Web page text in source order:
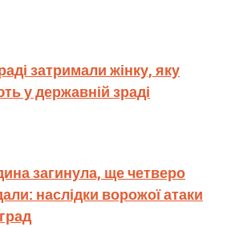
затримали жінку, яку
у державній зраді
загинула, ще четверо
наслідки ворожої атаки